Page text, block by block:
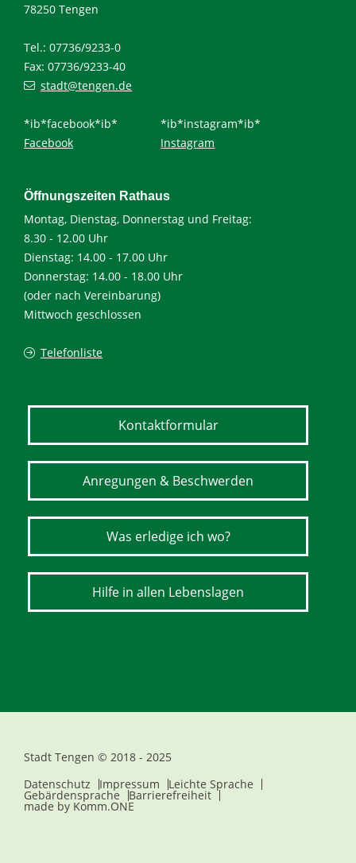
78250 Tengen
Tel.: 07736/9233-0
Fax: 07736/9233-40
stadt@tengen.de
*ib*facebook*ib*
Facebook
*ib*instagram*ib*
Instagram
Öffnungszeiten Rathaus
Montag, Dienstag, Donnerstag und Freitag:
8.30 - 12.00 Uhr
Dienstag: 14.00 - 17.00 Uhr
Donnerstag: 14.00 - 18.00 Uhr
(oder nach Vereinbarung)
Mittwoch geschlossen
Telefonliste
Kontaktformular
Anregungen & Beschwerden
Was erledige ich wo?
Hilfe in allen Lebenslagen
Stadt Tengen © 2018 - 2025
Datenschutz
Impressum Leichte Sprache
Gebärdensprache Barrierefreiheit
made by Komm.ONE